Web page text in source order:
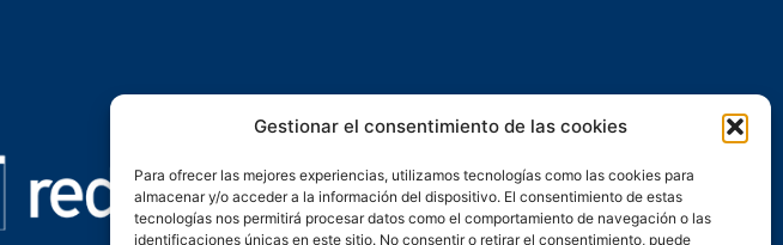
Gestionar el consentimiento de las cookies
Para ofrecer las mejores experiencias, utilizamos tecnologías como las cookies para
almacenar y/o acceder a la información del dispositivo. El consentimiento de estas
tecnologías nos permitirá procesar datos como el comportamiento de navegación o las
identificaciones únicas en este sitio. No consentir o retirar el consentimiento, puede